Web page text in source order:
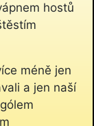
hostů
méně jen
a jen naší